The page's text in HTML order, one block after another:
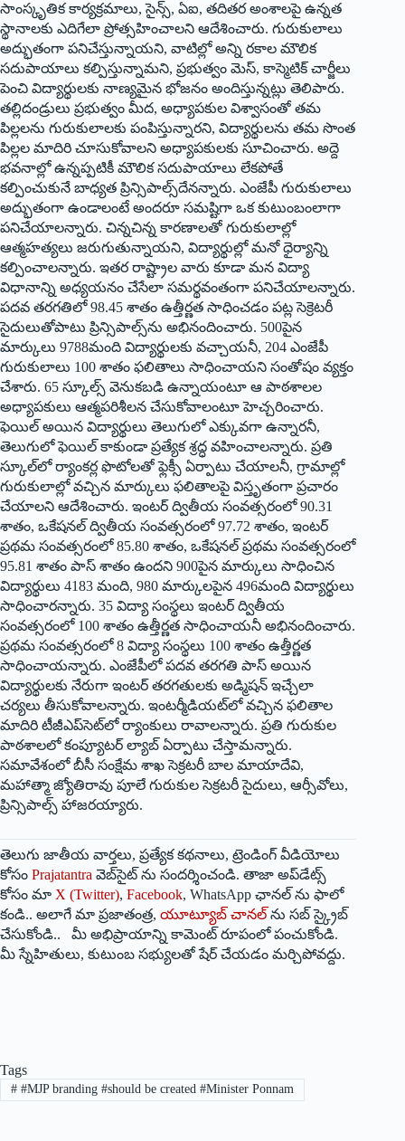
సాంస్కృతిక కార్యక్రమాలు, సైన్స్, ఏఐ, తదితర అంశాలపై ఉన్నత
స్థానాలకు ఎదిగేలా ప్రోత్సహించాలని ఆదేశించారు. గురుకులాలు
అద్భుతంగా పనిచేస్తున్నాయని, వాటిల్లో అన్ని రకాల మౌలిక
సదుపాయాలు కల్పిస్తున్నామని, ప్రభుత్వం మెస్, కాస్మెటిక్ చార్జీలు
పెంచి విద్యార్థులకు నాణ్యమైన భోజనం అందిస్తున్నట్లు తెలిపారు.
తల్లిదండ్రులు ప్రభుత్వం మీద, అధ్యాపకుల విశ్వాసంతో తమ
పిల్లలను గురుకులాలకు పంపిస్తున్నారని, విద్యార్థులను తమ సొంత
పిల్లల మాదిరి చూసుకోవాలని అధ్యాపకులకు సూచించారు. అద్దె
భవనాల్లో ఉన్నప్పటికీ మౌలిక సదుపాయాలు లేకపోతే
కల్పించుకునే బాధ్యత ప్రిన్సిపాల్స్‌దేనన్నారు. ఎంజేపీ గురుకులాలు
అద్భుతంగా ఉండాలంటే అందరూ సమష్టిగా ఒక కుటుంబంలాగా
పనిచేయాలన్నారు. చిన్నచిన్న కారణాలతో గురుకులాల్లో
ఆత్మహత్యలు జరుగుతున్నాయని, విద్యార్థుల్లో మనో ధైర్యాన్ని
కల్పించాలన్నారు. ఇతర రాష్ట్రాల వారు కూడా మన విద్యా
విధానాన్ని అధ్యయనం చేసేలా సమర్థవంతంగా పనిచేయాలన్నారు.
పదవ తరగతిలో 98.45 శాతం ఉత్తీర్ణత సాధించడం పట్ల సెక్రెటరీ
సైదులుతోపాటు ప్రిన్సిపాల్స్‌ను అభినందించారు. 500పైన
మార్కులు 9788మంది విద్యార్థులకు వచ్చాయనీ, 204 ఎంజేపీ
గురుకులాలు 100 శాతం ఫలితాలు సాధించాయని సంతోషం వ్యక్తం
చేశారు. 65 స్కూల్స్ వెనుకబడి ఉన్నాయంటూ ఆ పాఠశాలల
అధ్యాపకులు ఆత్మపరిశీలన చేసుకోవాలంటూ హెచ్చరించారు.
ఫెయిల్ అయిన విద్యార్థులు తెలుగులో ఎక్కువగా ఉన్నారనీ,
తెలుగులో ఫెయిల్ కాకుండా ప్రత్యేక శ్రద్ధ వహించాలన్నారు. ప్రతి
స్కూల్‌లో ర్యాంకర్ల ఫొటోలతో ఫ్లెక్సీ ఏర్పాటు చేయాలనీ, గ్రామాల్లో
గురుకులాల్లో వచ్చిన మార్కులు ఫలితాలపై విస్తృతంగా ప్రచారం
చేయాలని ఆదేశించారు. ఇంటర్ ద్వితీయ సంవత్సరంలో 90.31
శాతం, ఒకేషనల్ ద్వితీయ సంవత్సరంలో 97.72 శాతం, ఇంటర్
ప్రథమ సంవత్సరంలో 85.80 శాతం, ఒకేషనల్ ప్రథమ సంవత్సరంలో
95.81 శాతం పాస్ శాతం ఉందని 900పైన మార్కులు సాధించిన
విద్యార్థులు 4183 మంది, 980 మార్కులపైన 496మంది విద్యార్థులు
సాధించారన్నారు. 35 విద్యా సంస్థలు ఇంటర్ ద్వితీయ
సంవత్సరంలో 100 శాతం ఉత్తీర్ణత సాధించాయనీ అభినందించారు.
ప్రథమ సంవత్సరంలో 8 విద్యా సంస్థలు 100 శాతం ఉత్తీర్ణత
సాధించాయన్నారు. ఎంజేపీలో పదవ తరగతి పాస్ అయిన
విద్యార్థులకు నేరుగా ఇంటర్ తరగతులకు అడ్మిషన్ ఇచ్చేలా
చర్యలు తీసుకోవాలన్నారు. ఇంటర్మీడియట్‌లో వచ్చిన ఫలితాల
మాదిరి టీజీఎప్‌సెట్‌లో ర్యాంకులు రావాలన్నారు. ప్రతి గురుకుల
పాఠశాలలో కంప్యూటర్ ల్యాబ్ ఏర్పాటు చేస్తామన్నారు.
సమావేశంలో బీసీ సంక్షేమ శాఖ సెక్రటరీ బాల మాయాదేవి,
మహాత్మా జ్యోతిరావు పూలే గురుకుల సెక్రటరీ సైదులు, ఆర్సీవోలు,
ప్రిన్సిపాల్స్ హాజరయ్యారు.
తెలుగు జాతీయ వార్తలు, ప్రత్యేక కథనాలు, ట్రెండింగ్ వీడియోలు
కోసం Prajatantra వెబ్‌సైట్ ను సందర్శించండి. తాజా అప్‌డేట్స్
కోసం మా X (Twitter), Facebook, WhatsApp ఛానల్ ను ఫాలో
కండి.. అలాగే మా ప్రజాతంత్ర, యూట్యూబ్ చానల్ ను సబ్ స్క్రైబ్
చేసుకోండి.. మీ అభిప్రాయాన్ని కామెంట్ రూపంలో పంచుకోండి.
మీ స్నేహితులు, కుటుంబ సభ్యులతో షేర్ చేయడం మర్చిపోవద్దు.
Tags
##MJP branding #should be created #Minister Ponnam